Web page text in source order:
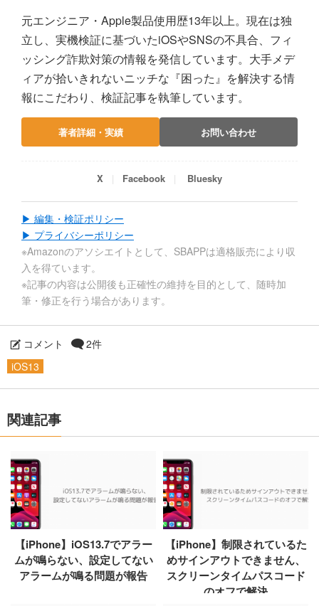
元エンジニア・Apple製品使用歴13年以上。現在は独
立し、実機検証に基づいたiOSやSNSの不具合、フィ
ッシング詐欺対策の情報を発信しています。大手メデ
ィアが拾いきれないニッチな『困った』を解決する情
報にこだわり、検証記事を執筆しています。
著者詳細・実績 お問い合わせ
X Facebook Bluesky
▶ 編集・検証ポリシー
▶ プライバシーポリシー
※Amazonのアソシエイトとして、SBAPPは適格販売により収
入を得ています。
※記事の内容は公開後も正確性の維持を目的として、随時加
筆・修正を行う場合があります。
コメント
2件
iOS13
関連記事
【iPhone】iOS13.7でアラー
ムが鳴らない、設定してない
アラームが鳴る問題が報告
【iPhone】制限されているた
めサインアウトできません、
スクリーンタイムパスコード
のオフで解決